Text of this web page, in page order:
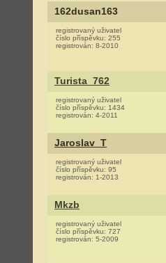
162dusan163
registrovaný uživatel
číslo příspěvku: 255
registrován: 8-2010
Turista_762
registrovaný uživatel
číslo příspěvku: 1434
registrován: 4-2011
Jaroslav_T
registrovaný uživatel
číslo příspěvku: 95
registrován: 1-2013
Mkzb
registrovaný uživatel
číslo příspěvku: 727
registrován: 5-2009